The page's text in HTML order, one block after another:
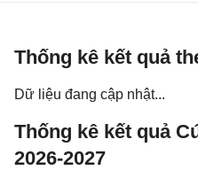
Thống kê kết quả
Dữ liệu đang cập nhật...
Thống kê kết quả
2026-2027